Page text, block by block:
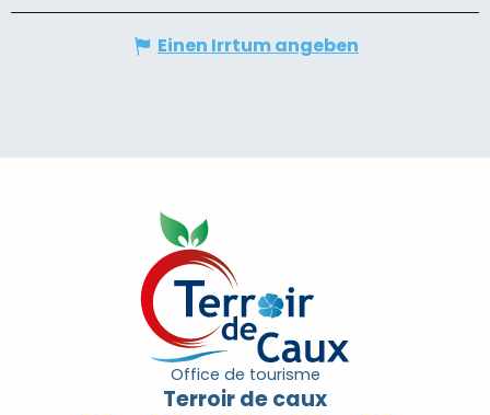
Einen Irrtum angeben
Office de tourisme
Terroir de caux